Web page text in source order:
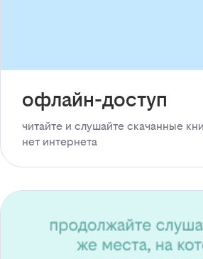
офлайн-доступ
читайте и слушайте скачанные
нет интернета